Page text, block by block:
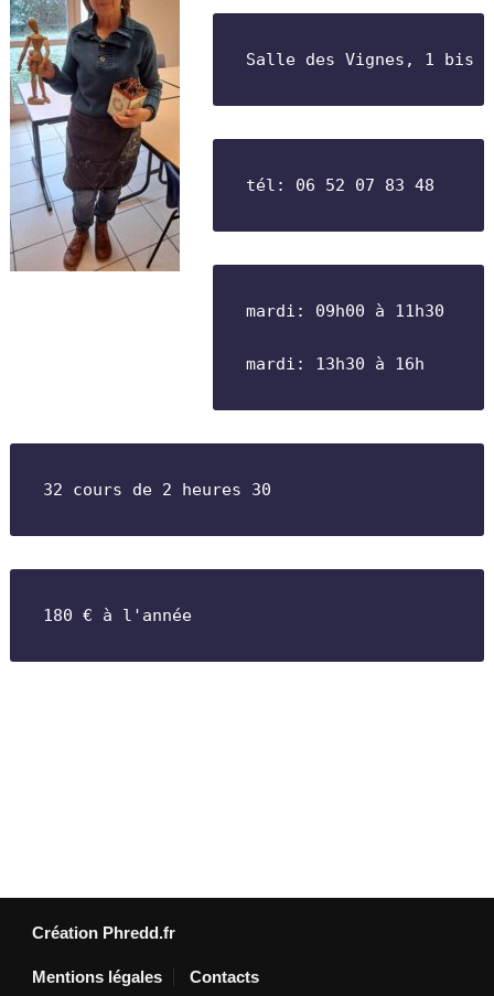
Salle des Vignes, 1 bis
tél: 06 52 07 83 48
mardi: 09h00 à 11h30
mardi: 13h30 à 16h
32 cours de 2 heures 30
180 € à l'année
Création Phredd.fr
Mentions légales Contacts